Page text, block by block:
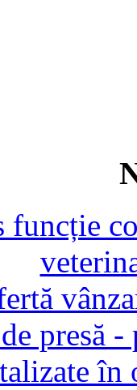
funcție
presă
în